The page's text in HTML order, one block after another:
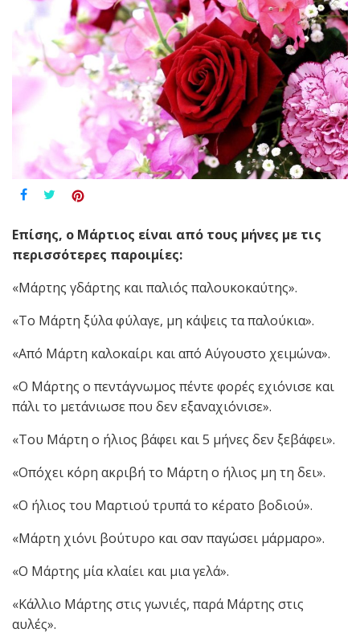
Επίσης, ο Μάρτιος είναι από τους μήνες με τις
περισσότερες παροιμίες:
«Μάρτης γδάρτης και παλιός παλουκοκαύτης».
«Το Μάρτη ξύλα φύλαγε, μη κάψεις τα παλούκια».
«Από Μάρτη καλοκαίρι και από Αύγουστο χειμώνα».
«Ο Μάρτης ο πεντάγνωμος πέντε φορές εχιόνισε και
πάλι το μετάνιωσε που δεν εξαναχιόνισε».
«Του Μάρτη ο ήλιος βάφει και 5 μήνες δεν ξεβάφει».
«Οπόχει κόρη ακριβή το Μάρτη ο ήλιος μη τη δει».
«Ο ήλιος του Μαρτιού τρυπά το κέρατο βοδιού».
«Μάρτη χιόνι βούτυρο και σαν παγώσει μάρμαρο».
«Ο Μάρτης μία κλαίει και μια γελά».
«Κάλλιο Μάρτης στις γωνιές, παρά Μάρτης στις
αυλές».